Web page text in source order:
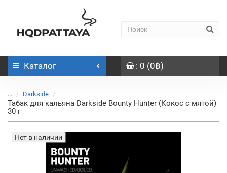
Каталог : 0 (0฿)
... Darkside
Табак для кальяна Darkside Bounty Hunter (Кокос с мятой)
30 г
Нет в наличии